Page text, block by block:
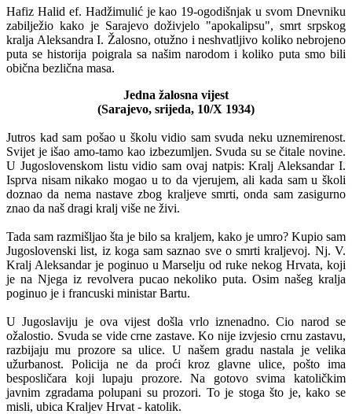
Hafiz Halid ef. Hadžimulić je kao 19-ogodišnjak u svom Dnevniku
zabilježio kako je Sarajevo doživjelo "apokalipsu", smrt srpskog
kralja Aleksandra I. Žalosno, otužno i neshvatljivo koliko nebrojeno
puta se historija poigrala sa našim narodom i koliko puta smo bili
obična bezlična masa.
Jedna žalosna vijest
(Sarajevo, srijeda, 10/X 1934)
Jutros kad sam pošao u školu vidio sam svuda neku uznemirenost.
Svijet je išao amo-tamo kao izbezumljen. Svuda su se čitale novine.
U Jugoslovenskom listu vidio sam ovaj natpis: Kralj Aleksandar I.
Isprva nisam nikako mogao u to da vjerujem, ali kada sam u školi
doznao da nema nastave zbog kraljeve smrti, onda sam zasigurno
znao da naš dragi kralj više ne živi.
Tada sam razmišljao šta je bilo sa kraljem, kako je umro? Kupio sam
Jugoslovenski list, iz koga sam saznao sve o smrti kraljevoj. Nj. V.
Kralj Aleksandar je poginuo u Marselju od ruke nekog Hrvata, koji
je na Njega iz revolvera pucao nekoliko puta. Osim našeg kralja
poginuo je i francuski ministar Bartu.
U Jugoslaviju je ova vijest došla vrlo iznenadno. Cio narod se
ožalostio. Svuda se vide crne zastave. Ko nije izvjesio crnu zastavu,
razbijaju mu prozore sa ulice. U našem gradu nastala je velika
užurbanost. Policija ne da proći kroz glavne ulice, pošto ima
besposličara koji lupaju prozore. Na gotovo svima katoličkim
javnim zgradama polupani su prozori. To je stoga što je, kako se
misli, ubica Kraljev Hrvat - katolik.